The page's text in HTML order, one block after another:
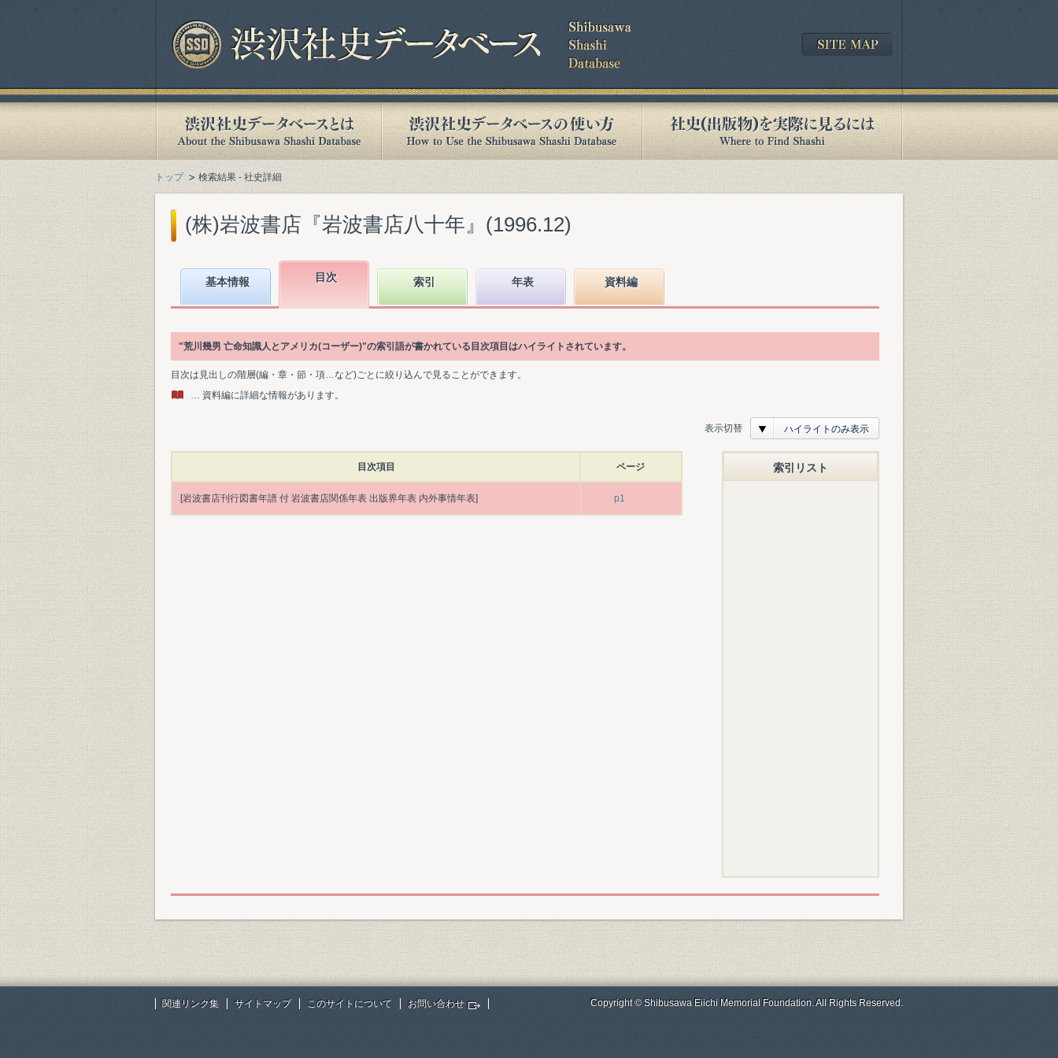
トップ 検索結果 - 社史詳細
(株)岩波書店『岩波書店八十年』(1996.12)
基本情報 目次 索引 年表 資料編
"荒川幾男 亡命知識人とアメリカ(コーザー)"の索引語が書かれている目次項目はハイライトされています。
目次は見出しの階層(編・章・節・項…など)ごとに絞り込んで見ることができます。
… 資料編に詳細な情報があります。
表示切替 ハイライトのみ表示
目次項目 ページ
[岩波書店刊行図書年譜 付 岩波書店関係年表 出版界年表 内外事情年表] p1
索引リスト
関連リンク集 サイトマップ このサイトについて お問い合わせ Copyright © Shibusawa Eiichi Memorial Foundation. All Rights Reserved.